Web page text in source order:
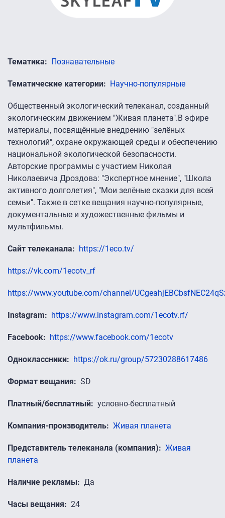
Тематика Познавательные
Тематические категории Научно-популярные
Общественный экологический телеканал, созданный
экологическим движением "Живая планета".В эфире
материалы, посвящённые внедрению "зелёных
технологий", охране окружающей среды и обеспечению
национальной экологической безопасности.
Авторские программы с участием Николая
Николаевича Дроздова: "Экспертное мнение", "Школа
активного долголетия", "Мои зелёные сказки для всей
семьи". Также в сетке вещания научно-популярные,
документальные и художественные фильмы и
мультфильмы.
Сайт телеканала https://1eco.tv/
https://vk.com/1ecotv_rf
https://www.youtube.com/channel/
Instagram https://www.instagram.com/1ecotv.rf/
Facebook https://www.facebook.com/1ecotv
Одноклассники https://ok.ru/group/57230288617486
Формат вещания SD
Платный/бесплатный условно-бесплатный
Компания-производитель Живая планета
Представитель телеканала (компания)
Живая
планета
Наличие рекламы Да
Часы вещания 24